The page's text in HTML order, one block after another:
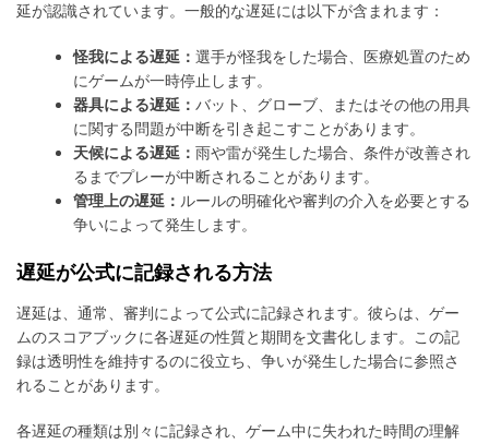
延が認識されています。一般的な遅延には以下が含まれます：
怪我による遅延：選手が怪我をした場合、医療処置のため
にゲームが一時停止します。
器具による遅延：バット、グローブ、またはその他の用具
に関する問題が中断を引き起こすことがあります。
天候による遅延：雨や雷が発生した場合、条件が改善され
るまでプレーが中断されることがあります。
管理上の遅延： ルールの明確化や審判の介入を必要とする
争いによって発生します。
遅延が公式に記録される方法
遅延は、通常、審判によって公式に記録されます。彼らは、ゲー
ムのスコアブックに各遅延の性質と期間を文書化します。この記
録は透明性を維持するのに役立ち、争いが発生した場合に参照さ
れることがあります。
各遅延の種類は別々に記録され、ゲーム中に失われた時間の理解